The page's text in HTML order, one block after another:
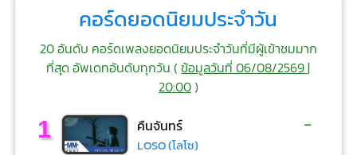
คอร์ดยอดนิยมประจำวัน
20 อันดับ คอร์ดเพลงยอดนิยมประจำวันที่มีผู้เข้าชมมาก
ที่สุด อัพเดทอันดับทุกวัน (ข้อมูลวันที่ 06/08/2569 |
20:00)
1 คืนจันทร์
LOSO (โลโซ)
-